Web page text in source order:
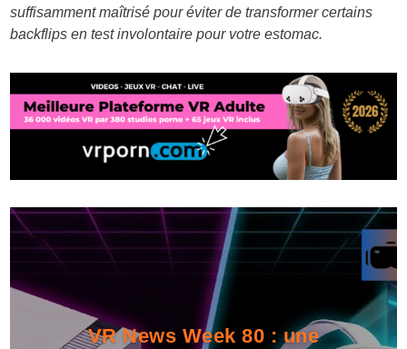
suffisamment maîtrisé pour éviter de transformer certains
backflips en test involontaire pour votre estomac.
VR News Week 80 : une